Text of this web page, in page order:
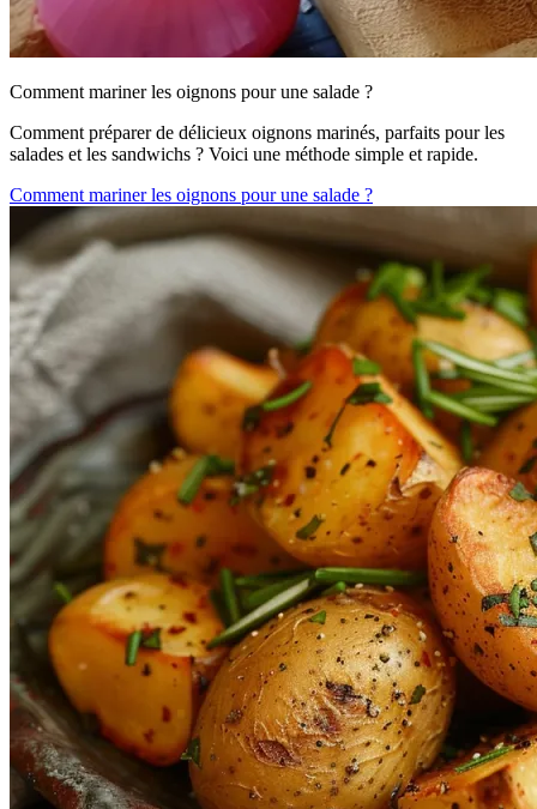
Comment mariner les oignons pour une salade ?
Comment préparer de délicieux oignons marinés, parfaits pour les
salades et les sandwichs ? Voici une méthode simple et rapide.
Comment mariner les oignons pour une salade ?